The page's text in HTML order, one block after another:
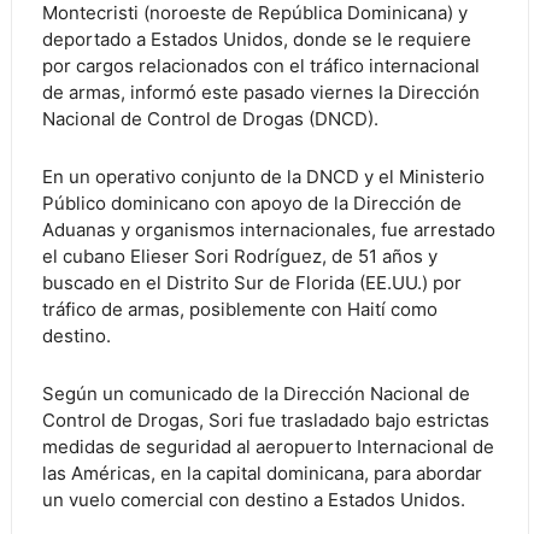
Montecristi (noroeste de República Dominicana) y
deportado a Estados Unidos, donde se le requiere
por cargos relacionados con el tráfico internacional
de armas, informó este pasado viernes la Dirección
Nacional de Control de Drogas (DNCD).
En un operativo conjunto de la DNCD y el Ministerio
Público dominicano con apoyo de la Dirección de
Aduanas y organismos internacionales, fue arrestado
el cubano Elieser Sori Rodríguez, de 51 años y
buscado en el Distrito Sur de Florida (EE.UU.) por
tráfico de armas, posiblemente con Haití como
destino.
Según un comunicado de la Dirección Nacional de
Control de Drogas, Sori fue trasladado bajo estrictas
medidas de seguridad al aeropuerto Internacional de
las Américas, en la capital dominicana, para abordar
un vuelo comercial con destino a Estados Unidos.